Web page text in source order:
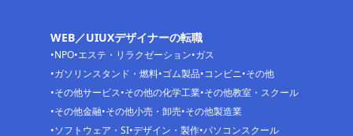
WEB／UIUXデザイナーの転職
NPO エステ・リラクゼーション ガス
ガソリンスタンド・燃料 ゴム製品 コンビニ その他
その他サービス その他の化学工業 その他教室・スクール
その他金融 その他小売・卸売 その他製造業
ソフトウェア・SI デザイン・製作 パソコンスクール